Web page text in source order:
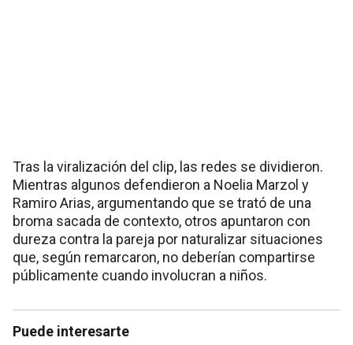
Tras la viralización del clip, las redes se dividieron.
Mientras algunos defendieron a Noelia Marzol y
Ramiro Arias, argumentando que se trató de una
broma sacada de contexto, otros apuntaron con
dureza contra la pareja por naturalizar situaciones
que, según remarcaron, no deberían compartirse
públicamente cuando involucran a niños.
Puede interesarte